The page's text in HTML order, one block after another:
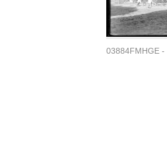
03884FMHGE -